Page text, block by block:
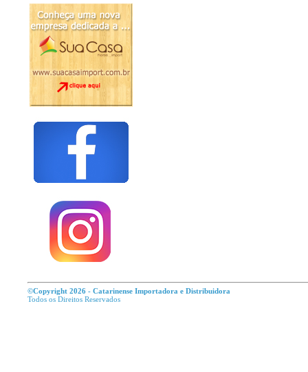
©Copyright 2026 - Catarinense Importadora e Distribuidora
Todos os Direitos